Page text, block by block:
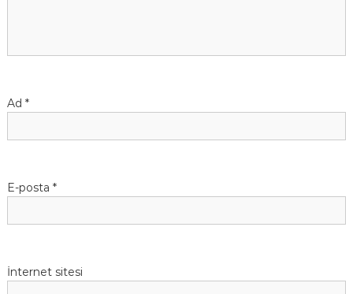
Ad *
E-posta *
İnternet sitesi